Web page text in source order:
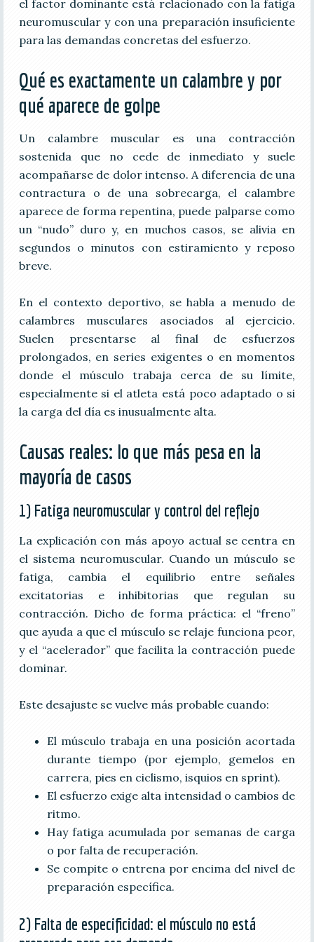
el factor dominante está relacionado con la fatiga
neuromuscular y con una preparación insuficiente
para las demandas concretas del esfuerzo.
Qué es exactamente un calambre y por
qué aparece de golpe
Un calambre muscular es una contracción
sostenida que no cede de inmediato y suele
acompañarse de dolor intenso. A diferencia de una
contractura o de una sobrecarga, el calambre
aparece de forma repentina, puede palparse como
un “nudo” duro y, en muchos casos, se alivia en
segundos o minutos con estiramiento y reposo
breve.
En el contexto deportivo, se habla a menudo de
calambres musculares asociados al ejercicio.
Suelen presentarse al final de esfuerzos
prolongados, en series exigentes o en momentos
donde el músculo trabaja cerca de su límite,
especialmente si el atleta está poco adaptado o si
la carga del día es inusualmente alta.
Causas reales: lo que más pesa en la
mayoría de casos
1) Fatiga neuromuscular y control del reflejo
La explicación con más apoyo actual se centra en
el sistema neuromuscular. Cuando un músculo se
fatiga, cambia el equilibrio entre señales
excitatorias e inhibitorias que regulan su
contracción. Dicho de forma práctica: el “freno”
que ayuda a que el músculo se relaje funciona peor,
y el “acelerador” que facilita la contracción puede
dominar.
Este desajuste se vuelve más probable cuando:
El músculo trabaja en una posición acortada
durante tiempo (por ejemplo, gemelos en
carrera, pies en ciclismo, isquios en sprint).
El esfuerzo exige alta intensidad o cambios de
ritmo.
Hay fatiga acumulada por semanas de carga
o por falta de recuperación.
Se compite o entrena por encima del nivel de
preparación específica.
2) Falta de especificidad: el músculo no está